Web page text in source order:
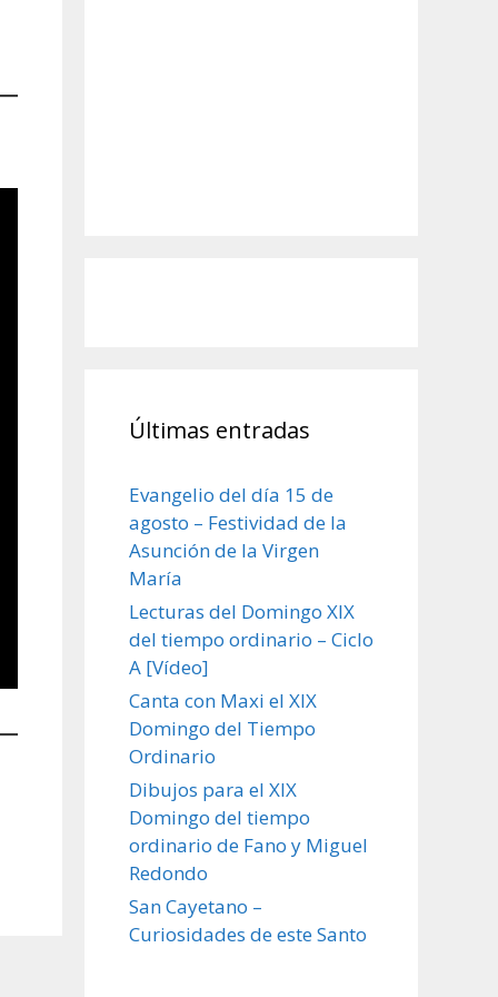
Últimas entradas
Evangelio del día 15 de
agosto – Festividad de la
Asunción de la Virgen
María
Lecturas del Domingo XIX
del tiempo ordinario – Ciclo
A [Vídeo]
Canta con Maxi el XIX
Domingo del Tiempo
Ordinario
Dibujos para el XIX
Domingo del tiempo
ordinario de Fano y Miguel
Redondo
San Cayetano –
Curiosidades de este Santo